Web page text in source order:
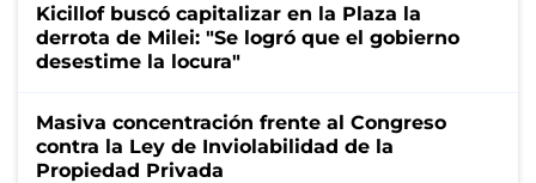
Kicillof buscó capitalizar en la Plaza la
derrota de Milei: "Se logró que el gobierno
desestime la locura"
Masiva concentración frente al Congreso
contra la Ley de Inviolabilidad de la
Propiedad Privada